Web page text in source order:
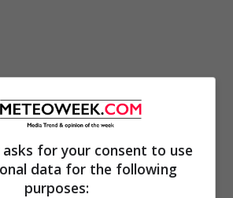
for your consent to use
data for the following
purposes: